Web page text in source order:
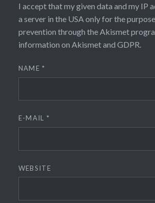
I accept that my given data and my IP
a server in the USA only for the
prevention through theAkismet
information on Akismet and GDPR.
NAME*
E-MAIL *
WEBSITE